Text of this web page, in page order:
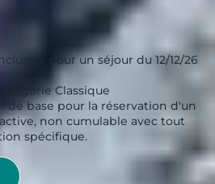
pour un séjour du 12/12/26
Classique
de base pour la réservation d'un
non cumulable avec tout
spécifique.